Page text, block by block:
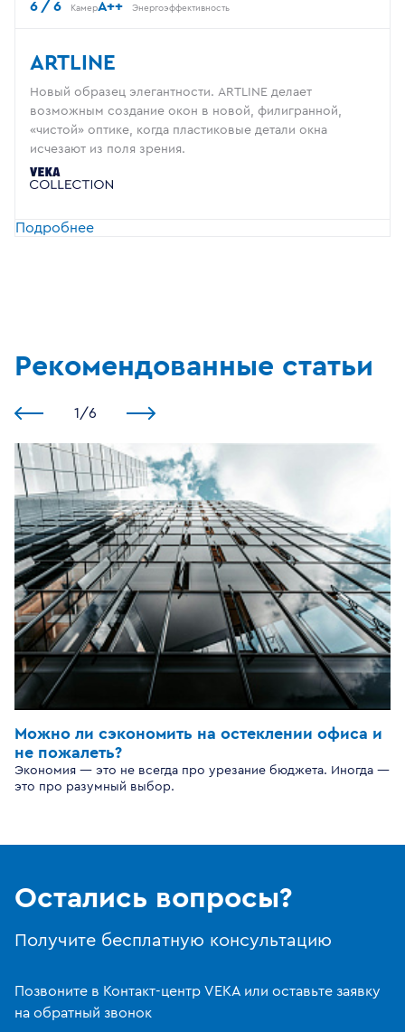
6 / 6 КамерA++ Энергоэффективность
ARTLINE
Новый образец элегантности. ARTLINE делает
возможным создание окон в новой, филигранной,
«чистой» оптике, когда пластиковые детали окна
исчезают из поля зрения.
Подробнее
Рекомендованные статьи
1 /6
Можно ли сэкономить на остеклении офиса и
не пожалеть?
Экономия — это не всегда про урезание бюджета. Иногда —
это про разумный выбор.
Остались вопросы?
Получите бесплатную консультацию
Позвоните в Контакт-центр VEKA или оставьте заявку
на обратный звонок